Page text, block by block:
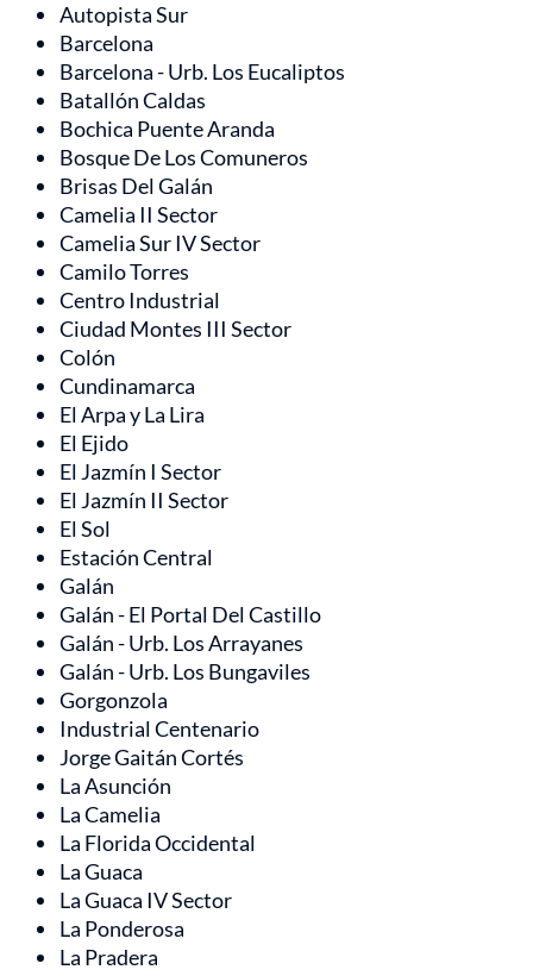
Autopista Sur
Barcelona
Barcelona - Urb. Los Eucaliptos
Batallón Caldas
Bochica Puente Aranda
Bosque De Los Comuneros
Brisas Del Galán
Camelia II Sector
Camelia Sur IV Sector
Camilo Torres
Centro Industrial
Ciudad Montes III Sector
Colón
Cundinamarca
El Arpa y La Lira
El Ejido
El Jazmín I Sector
El Jazmín II Sector
El Sol
Estación Central
Galán
Galán - El Portal Del Castillo
Galán - Urb. Los Arrayanes
Galán - Urb. Los Bungaviles
Gorgonzola
Industrial Centenario
Jorge Gaitán Cortés
La Asunción
La Camelia
La Florida Occidental
La Guaca
La Guaca IV Sector
La Ponderosa
La Pradera